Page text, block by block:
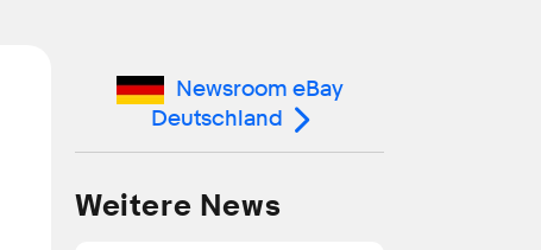
Newsroom eBay
Deutschland
Weitere News